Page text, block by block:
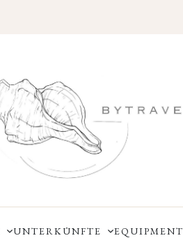
UNTERKÜNFTE EQUIPMENT